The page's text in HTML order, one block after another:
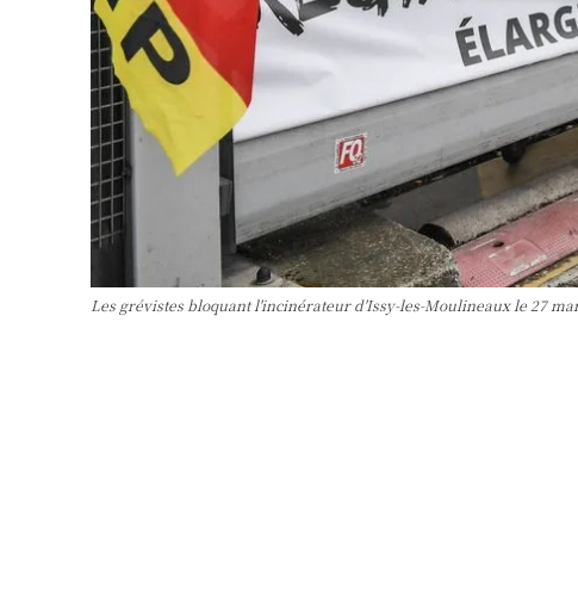
Les grévistes bloquant l'incinérateur d'Issy-les-Moulineaux le 27